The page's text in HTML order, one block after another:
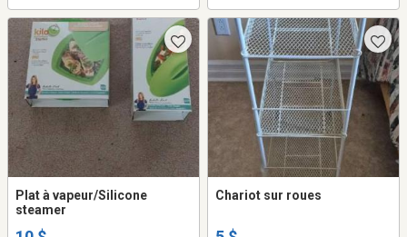
Plat à vapeur/Silicone
steamer
Chariot sur roues